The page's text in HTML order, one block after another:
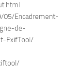
Encadrement-
de-
ExifTool/